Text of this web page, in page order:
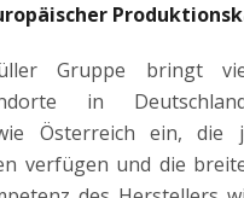
Gruppe bringt
in
Österreich ein, die
verfügen und die